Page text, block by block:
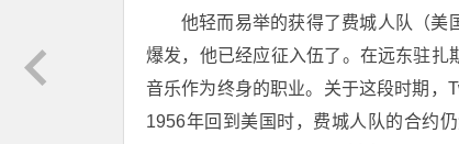
他轻而易举的获得了费城人队（美
爆发，他已经应征入伍了。在远东驻扎
音乐作为终身的职业。关于这段时期，
1956年回到美国时，费城人队的合约